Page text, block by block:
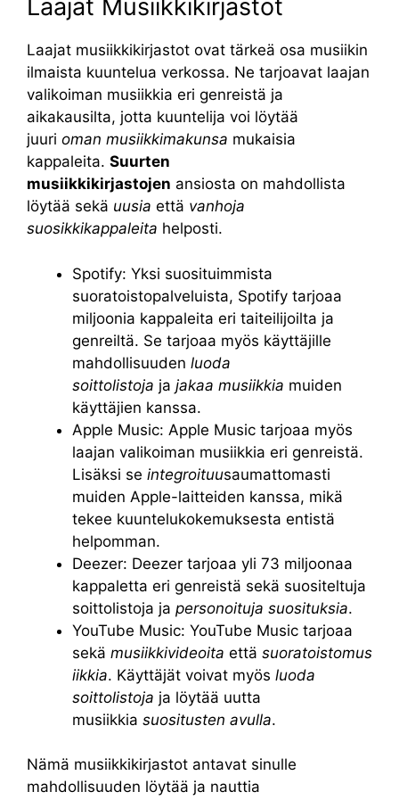
Laajat Musiikkikirjastot
Laajat musiikkikirjastot ovat tärkeä osa musiikin
ilmaista kuuntelua verkossa. Ne tarjoavat laajan
valikoiman musiikkia eri genreistä ja
aikakausilta, jotta kuuntelija voi löytää
juuri oman musiikkimakunsa mukaisia
kappaleita. Suurten
musiikkikirjastojen ansiosta on mahdollista
löytää sekä uusia että vanhoja
suosikkikappaleita helposti.
Spotify: Yksi suosituimmista
suoratoistopalveluista, Spotify tarjoaa
miljoonia kappaleita eri taiteilijoilta ja
genreiltä. Se tarjoaa myös käyttäjille
mahdollisuuden luoda
soittolistoja ja jakaa musiikkia muiden
käyttäjien kanssa.
Apple Music: Apple Music tarjoaa myös
laajan valikoiman musiikkia eri genreistä.
Lisäksi se integroituusaumattomasti
muiden Apple-laitteiden kanssa, mikä
tekee kuuntelukokemuksesta entistä
helpomman.
Deezer: Deezer tarjoaa yli 73 miljoonaa
kappaletta eri genreistä sekä suositeltuja
soittolistoja ja personoituja suosituksia.
YouTube Music: YouTube Music tarjoaa
sekä musiikkivideoita että suoratoistomus
iikkia. Käyttäjät voivat myös luoda
soittolistoja ja löytää uutta
musiikkia suositusten avulla.
Nämä musiikkikirjastot antavat sinulle
mahdollisuuden löytää ja nauttia